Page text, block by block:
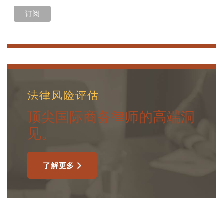
法律风险评估
顶尖国际商务律师的高端洞
见。
了解更多